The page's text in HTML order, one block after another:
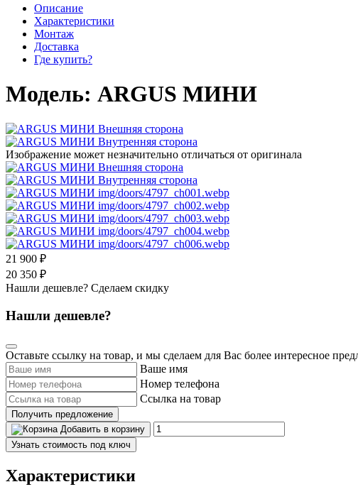
Описание
Характеристики
Монтаж
Доставка
Где купить?
Модель: ARGUS МИНИ
Изображение может незначительно отличаться от оригинала
21 900 ₽
20 350 ₽
Нашли дешевле? Сделаем скидку
Нашли дешевле?
Оставьте ссылку на товар, и мы сделаем для Вас более интересное
Ваше имя
Номер телефона
Ссылка на товар
Получить предложение
Добавить в корзину
Узнать стоимость под ключ
Характеристики